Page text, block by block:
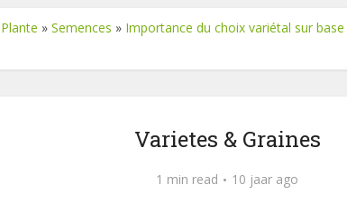
Plante » Semences » Importance du choix variétal sur
Varietes & Graines
1 min read 10 jaar ago